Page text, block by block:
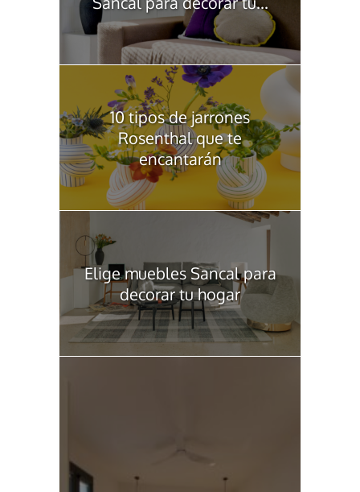
10 tipos de jarrones
Rosenthal que te
encantarán
Elige muebles Sancal para
decorar tu hogar